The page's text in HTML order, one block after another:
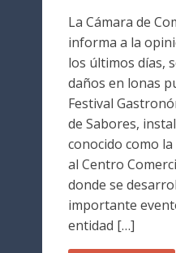
La Cámara de
informa a la
los últimos días,
daños en lonas
Festival
de Sabores,
conocido como
al Centro
donde se
importante
entidad […]